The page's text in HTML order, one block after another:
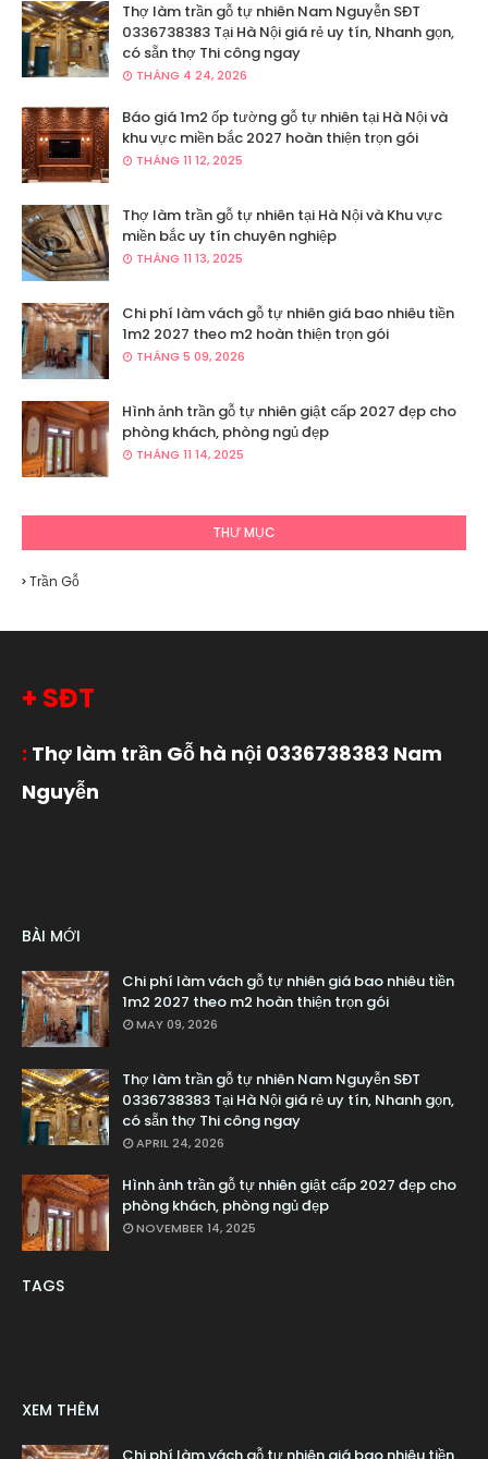
Thợ làm trần gỗ tự nhiên Nam Nguyễn SĐT
0336738383 Tại Hà Nội giá rẻ uy tín, Nhanh gọn,
có sẵn thợ Thi công ngay
THÁNG 4 24, 2026
Báo giá 1m2 ốp tường gỗ tự nhiên tại Hà Nội và
khu vực miền bắc 2027 hoàn thiện trọn gói
THÁNG 11 12, 2025
Thợ làm trần gỗ tự nhiên tại Hà Nội và Khu vực
miền bắc uy tín chuyên nghiệp
THÁNG 11 13, 2025
Chi phí làm vách gỗ tự nhiên giá bao nhiêu tiền
1m2 2027 theo m2 hoàn thiện trọn gói
THÁNG 5 09, 2026
Hình ảnh trần gỗ tự nhiên giật cấp 2027 đẹp cho
phòng khách, phòng ngủ đẹp
THÁNG 11 14, 2025
THƯ MỤC
Trần Gỗ
+ SĐT
: Thợ làm trần Gỗ hà nội 0336738383 Nam
Nguyễn
BÀI MỚI
Chi phí làm vách gỗ tự nhiên giá bao nhiêu tiền
1m2 2027 theo m2 hoàn thiện trọn gói
MAY 09, 2026
Thợ làm trần gỗ tự nhiên Nam Nguyễn SĐT
0336738383 Tại Hà Nội giá rẻ uy tín, Nhanh gọn,
có sẵn thợ Thi công ngay
APRIL 24, 2026
Hình ảnh trần gỗ tự nhiên giật cấp 2027 đẹp cho
phòng khách, phòng ngủ đẹp
NOVEMBER 14, 2025
TAGS
XEM THÊM